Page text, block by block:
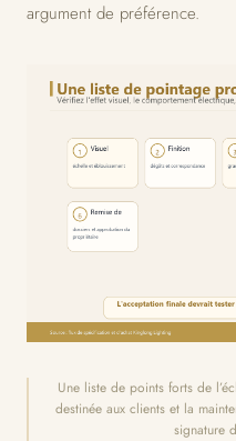
argument de préférence.
Une liste de points forts de
destinée aux clients et la
signature